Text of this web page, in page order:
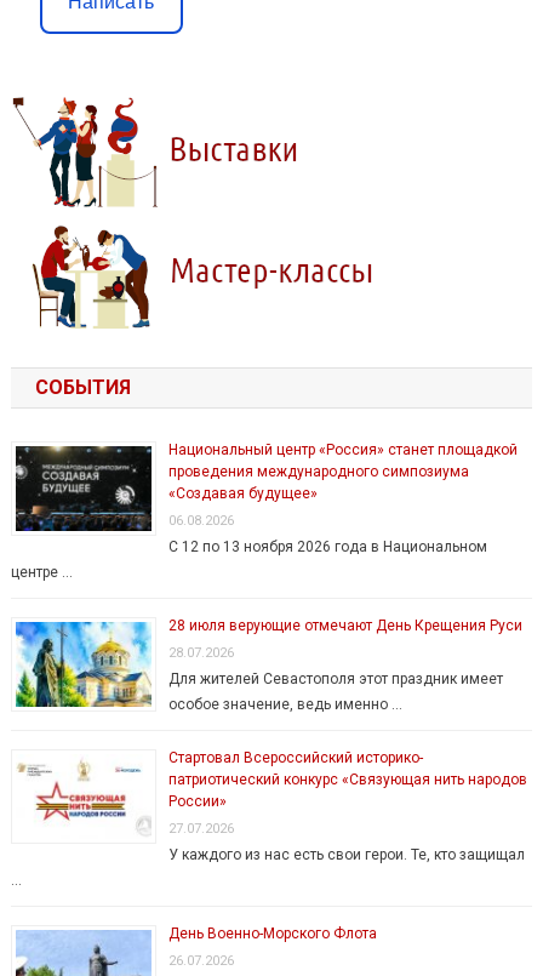
СОБЫТИЯ
Национальный центр «Россия» станет площадкой
проведения международного симпозиума
«Создавая будущее»
06.08.2026
С 12 по 13 ноября 2026 года в Национальном
центре …
28 июля верующие отмечают День Крещения Руси
28.07.2026
Для жителей Севастополя этот праздник имеет
особое значение, ведь именно …
Стартовал Всероссийский историко-
патриотический конкурс «Связующая нить народов
России»
27.07.2026
У каждого из нас есть свои герои. Те, кто защищал
День Военно-Морского Флота
26.07.2026